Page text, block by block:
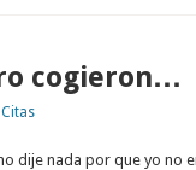
cogieron…
dije nada por que yo no